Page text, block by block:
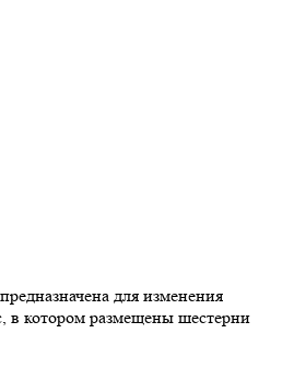
для изменения
в котором размещены шестерни